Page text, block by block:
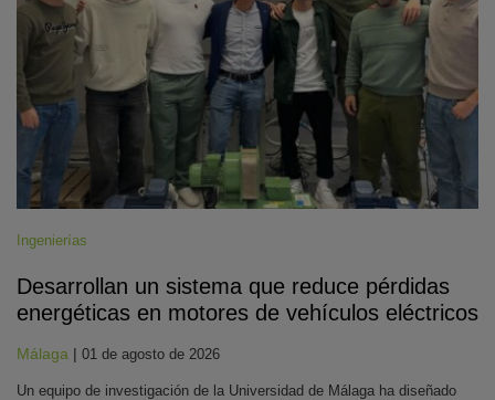
Ingenierías
Desarrollan un sistema que reduce pérdidas
energéticas en motores de vehículos eléctricos
Málaga | 01 de agosto de 2026
Un equipo de investigación de la Universidad de Málaga ha diseñado